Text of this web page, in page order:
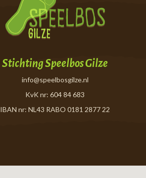
Stichting Speelbos Gilze
info@speelbosgilze.nl
KvK nr: 604 84 683
IBAN nr: NL43 RABO 0181 2877 22